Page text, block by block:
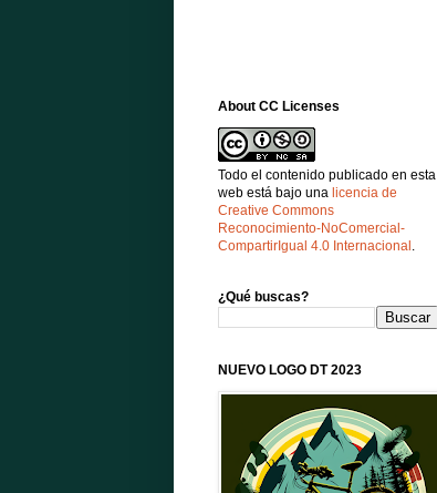
About CC Licenses
Todo el contenido publicado en esta
web está bajo una licencia de
Creative Commons
Reconocimiento-NoComercial-
CompartirIgual 4.0 Internacional .
¿Qué buscas?
NUEVO LOGO DT 2023